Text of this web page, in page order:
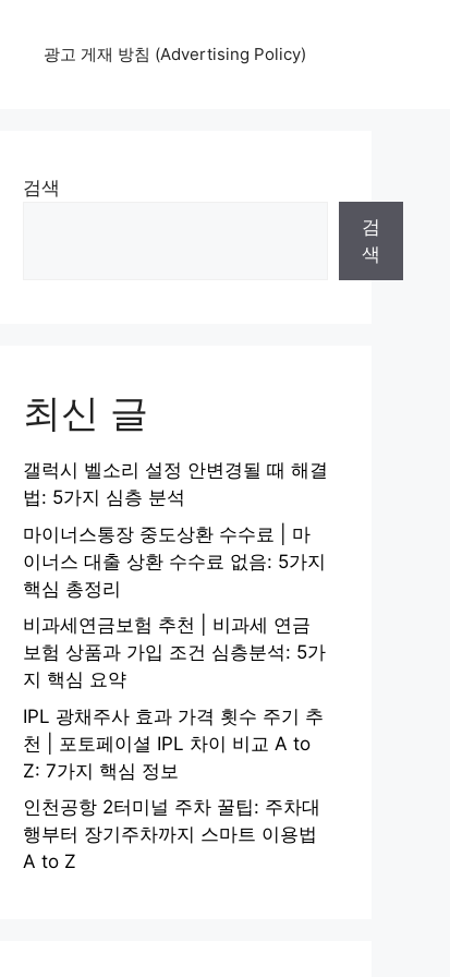
광고 게재 방침 (Advertising Policy)
검색
검
색
최신 글
갤럭시 벨소리 설정 안변경될 때 해결
법: 5가지 심층 분석
마이너스통장 중도상환 수수료 | 마
이너스 대출 상환 수수료 없음: 5가지
핵심 총정리
비과세연금보험 추천 | 비과세 연금
보험 상품과 가입 조건 심층분석: 5가
지 핵심 요약
IPL 광채주사 효과 가격 횟수 주기 추
천 | 포토페이셜 IPL 차이 비교 A to
Z: 7가지 핵심 정보
인천공항 2터미널 주차 꿀팁: 주차대
행부터 장기주차까지 스마트 이용법
A to Z